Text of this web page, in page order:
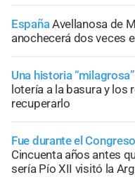
EspañaAvellanosa de
anochecerá dos veces
Una historia “milagrosa”
lotería a la basura y
recuperarlo
Fue durante el
Cincuenta años antes
sería Pío XII visitó la